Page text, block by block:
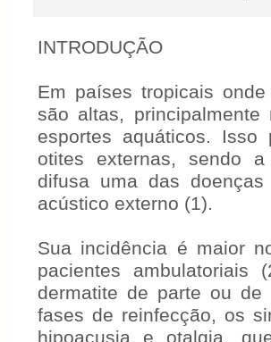
INTRODUÇÃO
Em países tropicais
são altas,
esportes aquáticos.
otites externas, sendo
difusa uma das
acústico externo (1).
Sua incidência é maior
pacientes
dermatite de parte ou
fases de reinfecção, os
hipoacusia e otalgia,